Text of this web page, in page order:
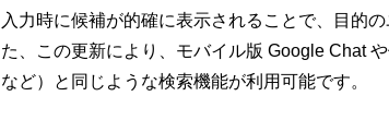
入力時に候補が的確に表示されることで、目的
た、この更新により、モバイル版 Google Chat
など）と同じような検索機能が利用可能です。